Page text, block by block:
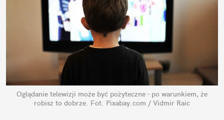
Oglądanie telewizji może być pożyteczne - po warunkiem, że
robisz to dobrze. Fot. Pixabay.com / Vidmir Raic